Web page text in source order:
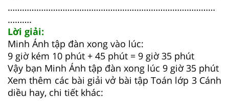
……………………………………………………………………………
……….
Lời giải:
Minh Ánh tập đàn xong vào lúc:
9 giờ kém 10 phút + 45 phút = 9 giờ 35 phút
Vậy bạn Minh Ánh tập đàn xong lúc 9 giờ 35 phút
Xem thêm các bài giải vở bài tập Toán lớp 3 Cánh
diều hay, chi tiết khác: